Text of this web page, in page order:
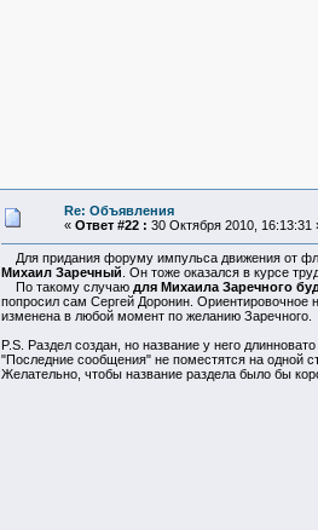
Re: Объявления
« Ответ #22 : 30 Октября 2010, 16:13:31
Для придания форуму импульса движения от
Михаил Заречный . Он тоже оказался в курсе
По такому случаю для Михаила Заречного
попросил сам Сергей Доронин. Ориентировочное
изменена в любой момент по желанию Заречного.
P.S. Раздел создан, но название у него
"Последние сообщения" не поместятся на одной
Желательно, чтобы название раздела было бы